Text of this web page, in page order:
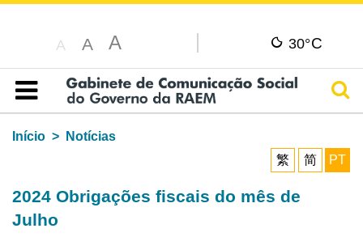
A A A 30°C
Índice
Início
Notícias
繁
简 PT
2024 Obrigações fiscais do mês de
Julho